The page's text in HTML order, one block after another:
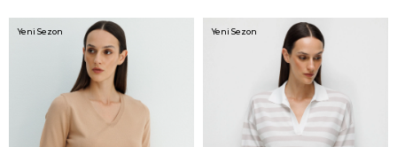
Yeni Sezon Yeni Sezon